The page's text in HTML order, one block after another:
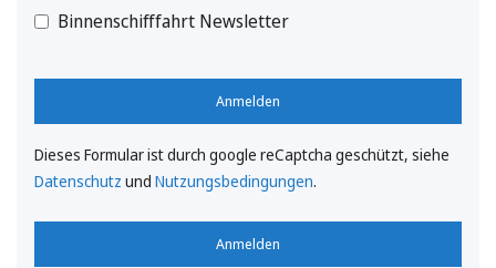
Binnenschifffahrt Newsletter
Anmelden
Dieses Formular ist durch google reCaptcha geschützt, siehe
Datenschutz und Nutzungsbedingungen.
Anmelden